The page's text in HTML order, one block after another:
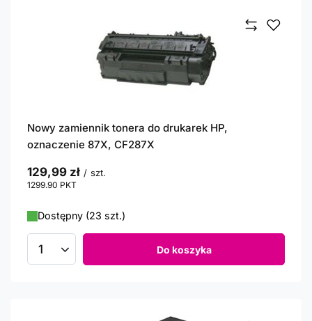
Nowy zamiennik tonera do drukarek HP,
oznaczenie 87X, CF287X
129,99 zł / szt.
1299.90 PKT
Dostępny (23 szt.)
Ilość produktów Do koszyka